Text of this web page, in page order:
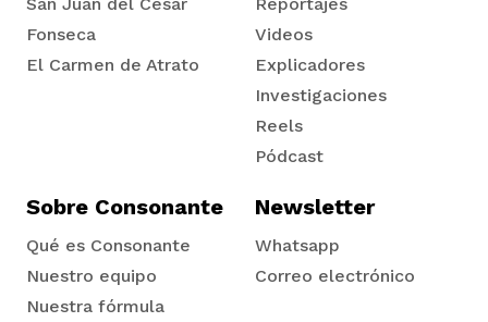
Fonseca
El Carmen de Atrato
Videos
Explicadores
Investigaciones
Reels
Pódcast
Sobre Consonante
Qué es Consonante
Nuestro equipo
Nuestra fórmula
Newsletter
Whatsapp
Correo electrónico